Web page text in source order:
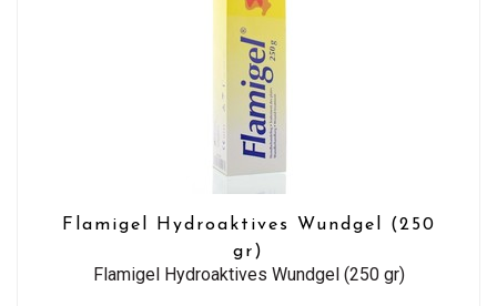
Flamigel Hydroaktives Wundgel (250
gr)
Flamigel Hydroaktives Wundgel (250 gr)